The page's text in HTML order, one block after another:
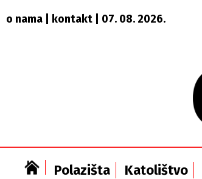
o nama kontakt | 07. 08. 2026.
Polazišta Katolištvo